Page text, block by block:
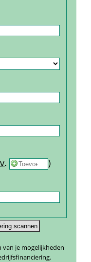
van je mogelijkheden
)